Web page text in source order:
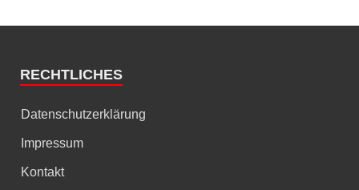
RECHTLICHES
Datenschutzerklärung
Impressum
Kontakt